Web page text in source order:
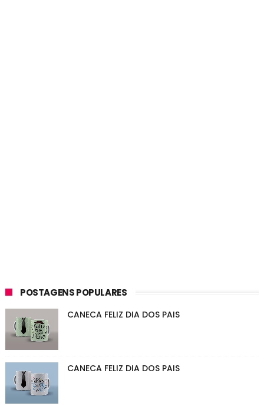
POSTAGENS POPULARES
CANECA FELIZ DIA DOS PAIS
CANECA FELIZ DIA DOS PAIS